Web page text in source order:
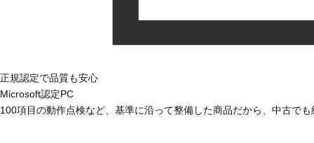
正規認定で品質も安心
Microsoft認定PC
100項目の動作点検など、基準に沿って整備した商品だから、中古で